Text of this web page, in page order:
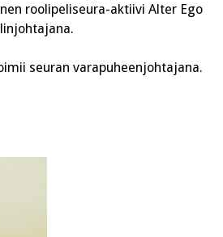
roolipeliseura-aktiivi Alter Ego
seuran varapuheenjohtajana.